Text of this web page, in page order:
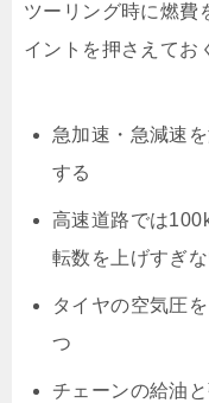
ツーリング時に燃費
イントを押さえてお
急加速・急減速
する
高速道路では
転数を上げすぎ
タイヤの空気圧
つ
チェーンの給油